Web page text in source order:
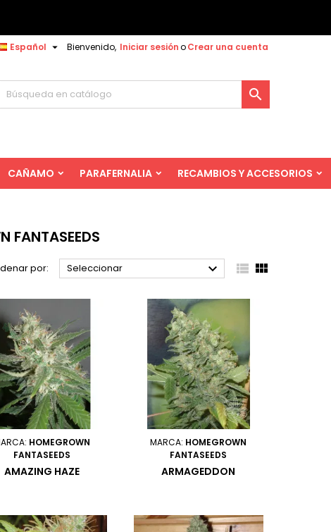
Bienvenido, Iniciar sesiónoCrear una cuenta
Español 

CAÑAMO PARAFERNALIA RECAMBIOS Y ACCESORIOS
FANTASEEDS
por: Seleccionar   
HOMEGROWN
FANTASEEDS
AMAZING HAZE
MARCA: HOMEGROWN
FANTASEEDS
ARMAGEDDON